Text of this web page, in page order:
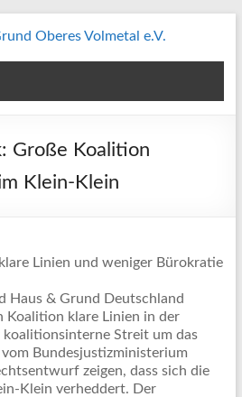
Große Koalition
Klein-Klein
Linien und weniger Bürokratie
Haus & Grund Deutschland
Koalition klare Linien in der
Streit um das
Bundesjustizministerium
zeigen, dass sich die
Klein verheddert. Der